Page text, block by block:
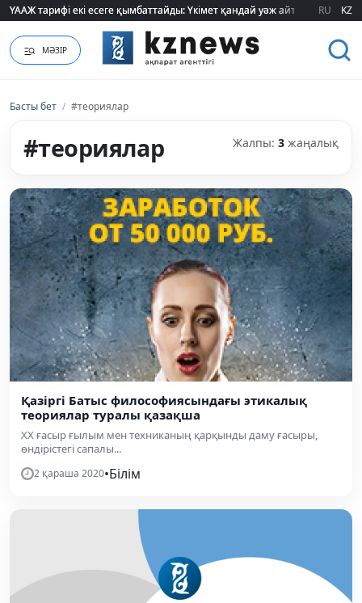
ҮААЖ тарифі екі есеге қымбаттайды: Үкімет қандай уәж айтады?
ҮААЖ тарифі екі есеге қымбаттайды: Үкімет қандай уәж айтады? RU KZ
МӘЗІР
Басты бет / #теориялар
#теориялар Жалпы: 3 жаңалық
Қазіргі Батыс философиясындағы этикалық
теориялар туралы қазақша
ХХ ғасыр ғылым мен техниканың қарқынды даму ғасыры,
өндірістегі сапалы...
2 қараша 2020•Білім